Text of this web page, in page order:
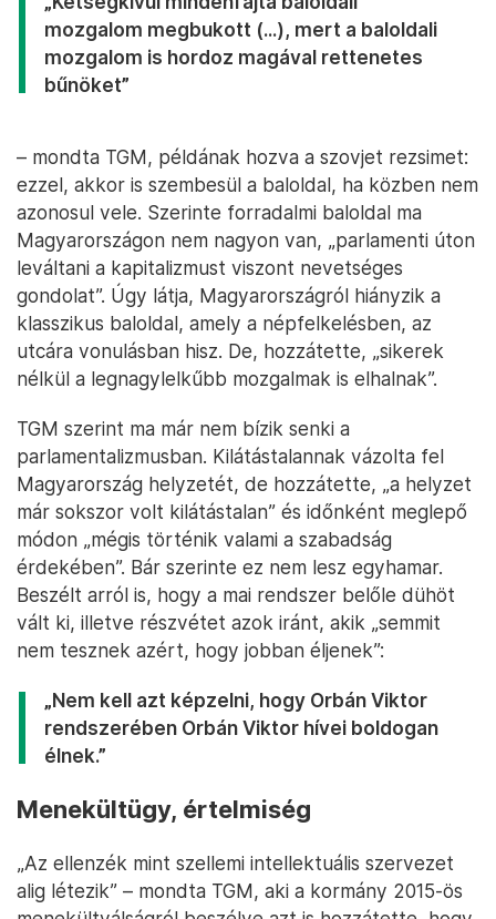
mozgalom megbukott (...), mert a baloldali
mozgalom is hordoz magával rettenetes
bűnöket”
– mondta TGM, példának hozva a szovjet rezsimet:
ezzel, akkor is szembesül a baloldal, ha közben nem
azonosul vele. Szerinte forradalmi baloldal ma
Magyarországon nem nagyon van, „parlamenti úton
leváltani a kapitalizmust viszont nevetséges
gondolat”. Úgy látja, Magyarországról hiányzik a
klasszikus baloldal, amely a népfelkelésben, az
utcára vonulásban hisz. De, hozzátette, „sikerek
nélkül a legnagylelkűbb mozgalmak is elhalnak”.
TGM szerint ma már nem bízik senki a
parlamentalizmusban. Kilátástalannak vázolta fel
Magyarország helyzetét, de hozzátette, „a helyzet
már sokszor volt kilátástalan” és időnként meglepő
módon „mégis történik valami a szabadság
érdekében”. Bár szerinte ez nem lesz egyhamar.
Beszélt arról is, hogy a mai rendszer belőle dühöt
vált ki, illetve részvétet azok iránt, akik „semmit
nem tesznek azért, hogy jobban éljenek”:
„Nem kell azt képzelni, hogy Orbán Viktor
rendszerében Orbán Viktor hívei boldogan
élnek.”
Menekültügy, értelmiség
„Az ellenzék mint szellemi intellektuális szervezet
alig létezik” – mondta TGM, aki a kormány 2015-ös